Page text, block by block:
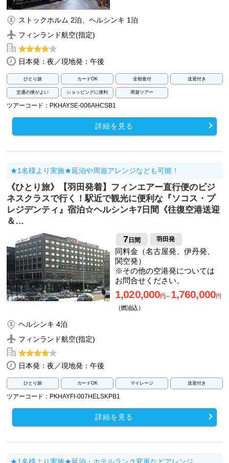
ストックホルム 2泊、ヘルシンキ 1泊
フィンランド航空(指定)
日本発：夜／現地発：午後
ひとり旅 カードOK 全朝食付 送迎付き
交通の便がよい ショッピングに便利 周遊ツアー
ツアーコード：PKHAYSE-006AHCSB1
詳細を見る
★1名様より実施★延泊や周遊アレンジなども可能！
《ひとり旅》【羽田発着】フィンエアー直行便のビジ
ネスクラスで行く！駅近で観光に便利な『ソコス・プ
レジデンティ』宿泊☆ヘルシンキ7日間《往復空港送迎
＆…
7 日間 羽田発
同料金（名古屋発、伊丹発、
関空発）
※その他の空港発については
お問合せください。
1,020,000円～ 1,760,000円
（燃油込）
ヘルシンキ 4泊
フィンランド航空(指定)
日本発：夜／現地発：午後
ひとり旅 カードOK マイレージ 送迎付き
ツアーコード：PKHAYFI-007HELSKPB1
詳細を見る